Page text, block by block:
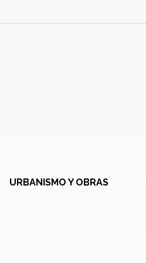
URBANISMO Y OBRAS